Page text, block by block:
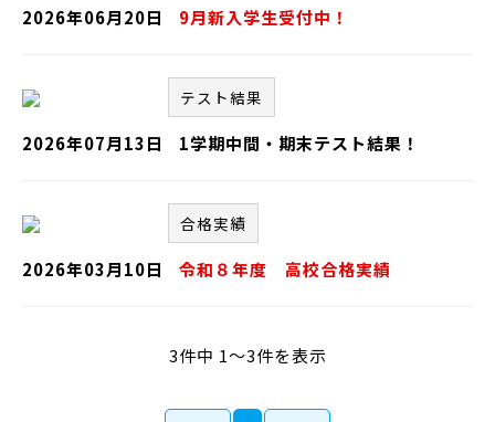
2026年06月20日 9月新入学生受付中！
テスト結果
2026年07月13日 1学期中間・期末テスト結果！
合格実績
2026年03月10日 令和８年度 高校合格実績
3件中 1～3件を表示